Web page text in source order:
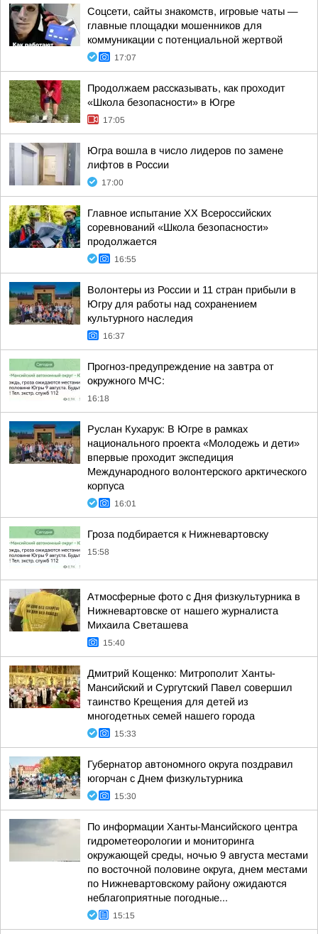
Соцсети, сайты знакомств, игровые чаты —
главные площадки мошенников для
коммуникации с потенциальной жертвой
17:07
Продолжаем рассказывать, как проходит
«Школа безопасности» в Югре
17:05
Югра вошла в число лидеров по замене
лифтов в России
17:00
Главное испытание XX Всероссийских
соревнований «Школа безопасности»
продолжается
16:55
Волонтеры из России и 11 стран прибыли в
Югру для работы над сохранением
культурного наследия
16:37
Прогноз-предупреждение на завтра от
окружного МЧС:
16:18
Руслан Кухарук: В Югре в рамках
национального проекта «Молодежь и дети»
впервые проходит экспедиция
Международного волонтерского арктического
корпуса
16:01
Гроза подбирается к Нижневартовску
15:58
Атмосферные фото с Дня физкультурника в
Нижневартовске от нашего журналиста
Михаила Светашева
15:40
Дмитрий Кощенко: Митрополит Ханты-
Мансийский и Сургутский Павел совершил
таинство Крещения для детей из
многодетных семей нашего города
15:33
Губернатор автономного округа поздравил
югорчан с Днем физкультурника
15:30
По информации Ханты-Мансийского центра
гидрометеорологии и мониторинга
окружающей среды, ночью 9 августа местами
по восточной половине округа, днем местами
по Нижневартовскому району ожидаются
неблагоприятные погодные...
15:15